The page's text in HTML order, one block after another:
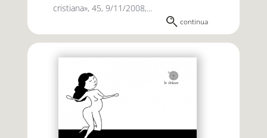
cristiana», 45, 9/11/2008,...
continua